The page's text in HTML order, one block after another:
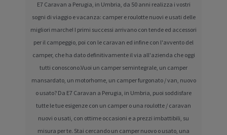
E7 Caravan a Perugia, in Umbria, da 50 anni realizza i vostri
sogni di viaggio e vacanza: camper e roulotte nuovi e usati delle
migliori marche! I primi successi arrivano con tende ed accessori
per il campeggio, poi con le caravan ed infine con l'avvento del
camper, che ha dato definitivamente il via all'azienda che oggi
tutti conoscono.Vuoi un camper semintegrale, un camper
mansardato, un motorhome, un camper furgonato / van, nuovo
o usato? Da E7 Caravan a Perugia, in Umbria, puoi soddisfare
tutte le tue esigenze con un camper o una roulotte / caravan
nuovi o usati, con ottime occasioni e a prezzi imbattibili, su
misura per te. Stai cercando un camper nuovo o usato, una